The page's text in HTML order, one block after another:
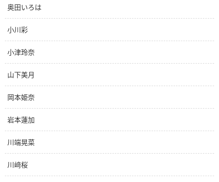
奥田いろは
小川彩
小津玲奈
山下美月
岡本姫奈
岩本蓮加
川端晃菜
川﨑桜